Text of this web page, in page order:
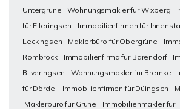
Untergrüne
Wohnungsmakler für Wixberg
für Eileringsen
Immobilienfirmen für
Leckingsen
Maklerbüro für Obergrüne
Rombrock
Immobilienfirma für Barendorf
Bilveringsen
Wohnungsmakler für Bremke
für Dördel
Immobilienfirmen für Düingsen
Maklerbüro für Grüne
Immobilienmakler für